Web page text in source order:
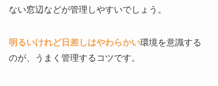
ない窓辺などが管理しやすいでしょう。
明るいけれど日差しはやわらかい環境を意識する
のが、うまく管理するコツです。